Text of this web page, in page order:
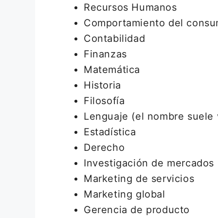
Recursos Humanos
Comportamiento del
Contabilidad
Finanzas
Matemática
Historia
Filosofía
Lenguaje (el nombre suele
Estadística
Derecho
Investigación de mercados
Marketing de servicios
Marketing global
Gerencia de producto